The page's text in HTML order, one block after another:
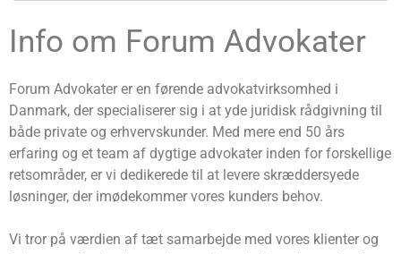
Info om Forum Advokater
Forum Advokater er en førende advokatvirksomhed i
Danmark, der specialiserer sig i at yde juridisk rådgivning til
både private og erhvervskunder. Med mere end 50 års
erfaring og et team af dygtige advokater inden for forskellige
retsområder, er vi dedikerede til at levere skræddersyede
løsninger, der imødekommer vores kunders behov.
Vi tror på værdien af ​​tæt samarbejde med vores klienter og